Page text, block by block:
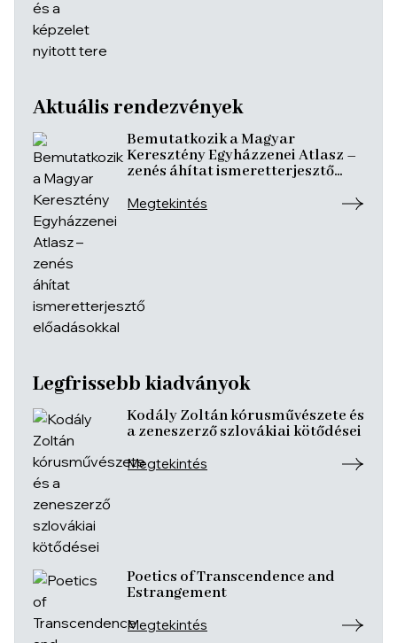
Aktuális rendezvények
Bemutatkozik a Magyar
Keresztény Egyházzenei Atlasz –
zenés áhítat ismeretterjesztő
Megtekintés
Legfrissebb kiadványok
Kodály Zoltán kórusművészete és
a zeneszerző szlovákiai kötődései
Megtekintés
Poetics of Transcendence and
Estrangement
Megtekintés